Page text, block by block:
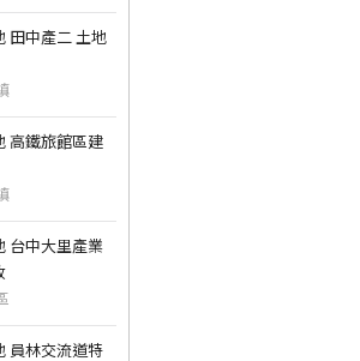
田中產二 土地
高鐵旅館區建
台中大里產業
員林交流道特